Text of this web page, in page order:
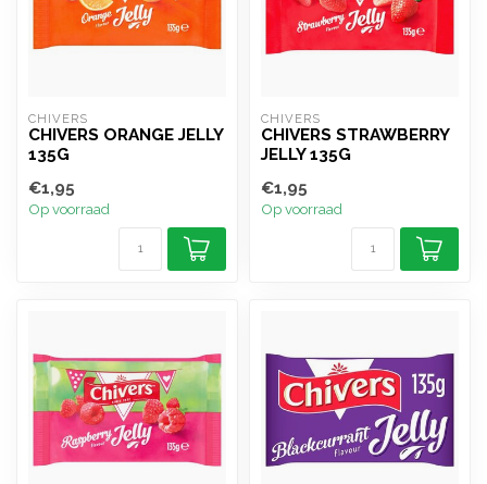
CHIVERS
CHIVERS ORANGE JELLY
135G
€1,95
Op voorraad
CHIVERS
CHIVERS STRAWBERRY
JELLY 135G
€1,95
Op voorraad